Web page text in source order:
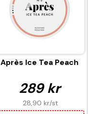
Après Ice Tea Peach
289 kr
28,90 kr/st